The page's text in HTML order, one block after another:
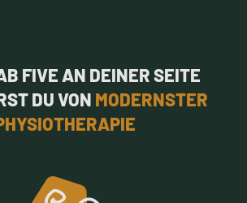
FIVE AN DEINER SEITE
DU VON MODERNSTER